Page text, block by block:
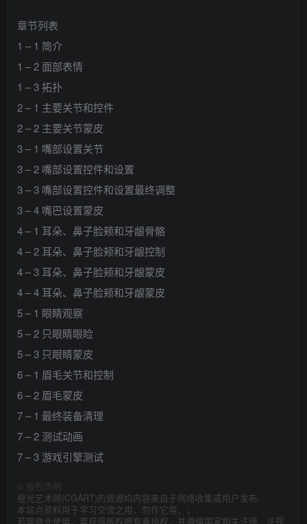
章节列表
1 – 1 简介
1 – 2 面部表情
1 – 3 拓扑
2 – 1 主要关节和控件
2 – 2 主要关节蒙皮
3 – 1 嘴部设置关节
3 – 2 嘴部设置控件和设置
3 – 3 嘴部设置控件和设置最终调整
3 – 4 嘴巴设置蒙皮
4 – 1 耳朵、鼻子脸颊和牙龈骨骼
4 – 2 耳朵、鼻子脸颊和牙龈控制
4 – 3 耳朵、鼻子脸颊和牙龈蒙皮
4 – 4 耳朵、鼻子脸颊和牙龈蒙皮
5 – 1 眼睛观察
5 – 2 只眼睛眼睑
5 – 3 只眼睛蒙皮
6 – 1 眉毛关节和控制
6 – 2 眉毛蒙皮
7 – 1 最终装备清理
7 – 2 测试动画
7 – 3 游戏引擎测试
版权声明
橙光艺术网(CGART)的资源均内容来自于网络收集或用户发布.
本站点资料用于学习交流之用，勿作它用，；
若需商业使用，需获得版权拥有者授权，并遵循国家相关法律、法规